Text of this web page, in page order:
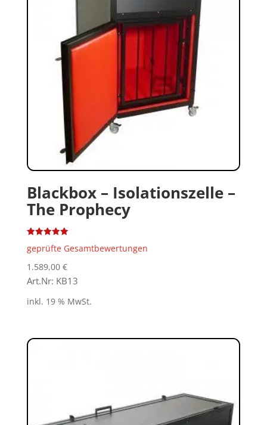
Blackbox – Isolationszelle –
The Prophecy
mit
von 5
geprüfte Gesamtbewertungen
1.589,00 €
Art.Nr: KB13
inkl. 19 % MwSt.